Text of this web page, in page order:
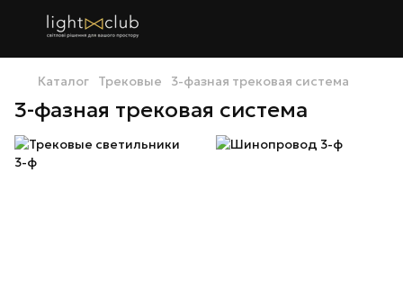
Каталог Трековые 3-фазная трековая система
3-фазная трековая система